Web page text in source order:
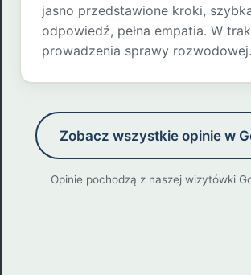
jasno przedstawione kroki,
odpowiedź, pełna empatia. W
prowadzenia sprawy
Zobacz wszystkie opinie w
Opinie pochodzą z naszej wizytówki